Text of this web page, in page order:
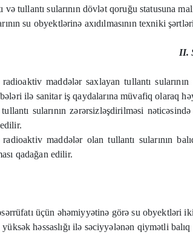
və tullantı sularının dövlət qoruğu statusuna
su obyektlərinə axıdılmasının texniki
II.
maddələr saxlayan tullantı
ilə sanitar iş qaydalarına müvafiq olaraq
sularının zərərsizləşdirilməsi
maddələr olan tullantı sularının
qadağan edilir.
üçün əhəmiyyətinə görə su obyektləri
yüksək həssaslığı ilə səciyyələnən qiymətli